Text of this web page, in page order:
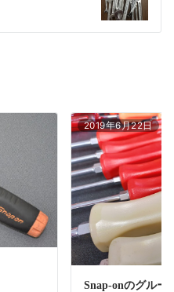
2019年6月22日
Snap-onのグルー